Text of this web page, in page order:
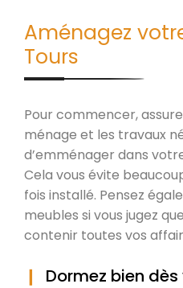
Aménagez
Tours
Pour commencer,
ménage et les travaux
d’emménager dans
Cela vous évite
fois installé. Pensez
meubles si vous jugez
contenir toutes vos
Dormez bien